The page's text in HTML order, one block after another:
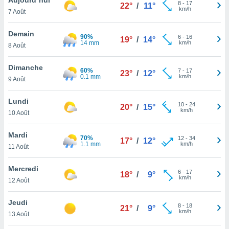
et
»,
au
vous
qu'ils
ou
le
ainsi
un
la
du
7 Août
22° / 11° 8- 17
km/h
Demain
8 Août
90%
14 mm
19° / 14° 6- 16
km/h
Dimanche
9 Août
60%
0.1 mm
23° / 12° 7- 17
km/h
Lundi
10 Août
20° / 15° 10- 24
km/h
Mardi
11 Août
70%
1.1 mm
17° / 12° 12- 34
km/h
Mercredi
12 Août
18° / 9° 6- 17
km/h
Jeudi
13 Août
21° / 9° 8- 18
km/h